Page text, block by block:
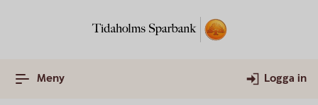
Meny Logga in